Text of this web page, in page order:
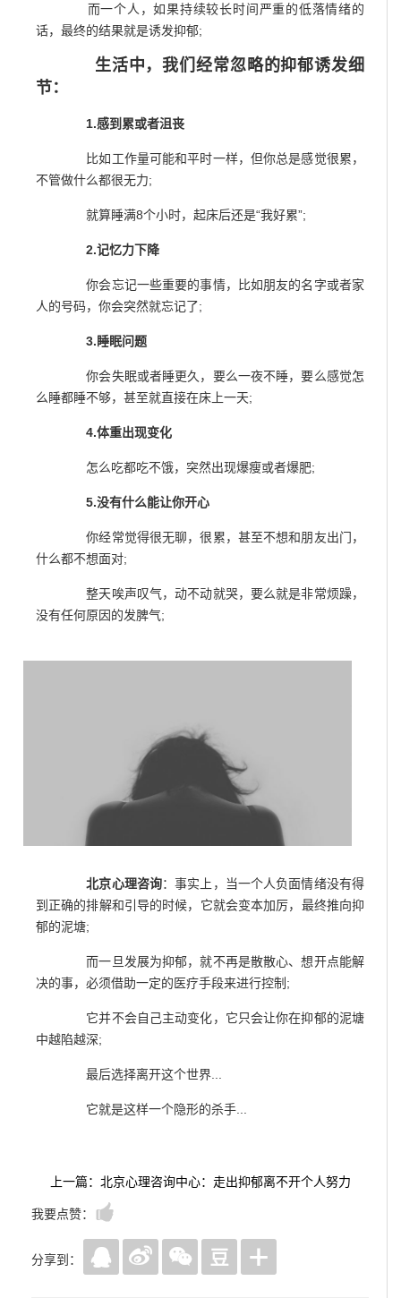
而一个人，如果持续较长时间严重的低落情绪的
话，最终的结果就是诱发抑郁;
生活中，我们经常忽略的抑郁诱发细
节：
1.感到累或者沮丧
比如工作量可能和平时一样，但你总是感觉很累，
不管做什么都很无力;
就算睡满8个小时，起床后还是“我好累”;
2.记忆力下降
你会忘记一些重要的事情，比如朋友的名字或者家
人的号码，你会突然就忘记了;
3.睡眠问题
你会失眠或者睡更久，要么一夜不睡，要么感觉怎
么睡都睡不够，甚至就直接在床上一天;
4.体重出现变化
怎么吃都吃不饿，突然出现爆瘦或者爆肥;
5.没有什么能让你开心
你经常觉得很无聊，很累，甚至不想和朋友出门，
什么都不想面对;
整天唉声叹气，动不动就哭，要么就是非常烦躁，
没有任何原因的发脾气;
北京心理咨询：事实上，当一个人负面情绪没有得
到正确的排解和引导的时候，它就会变本加厉，最终推向抑
郁的泥塘;
而一旦发展为抑郁，就不再是散散心、想开点能解
决的事，必须借助一定的医疗手段来进行控制;
它并不会自己主动变化，它只会让你在抑郁的泥塘
中越陷越深;
最后选择离开这个世界...
它就是这样一个隐形的杀手...
上一篇：北京心理咨询中心：走出抑郁离不开个人努力
我要点赞：
分享到：